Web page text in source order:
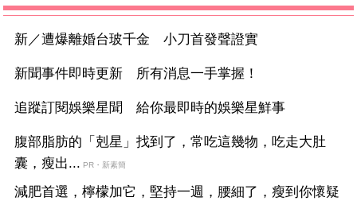
新／遭爆離婚台玻千金 小刀首發聲證實
新聞事件即時更新 所有消息一手掌握！
追蹤訂閱娛樂星聞 給你最即時的娛樂星鮮事
腹部脂肪的「剋星」找到了，常吃這幾物，吃走大肚
囊，瘦出... PR・新素簡
減肥首選，檸檬加它，堅持一週，腰細了，瘦到你懷疑